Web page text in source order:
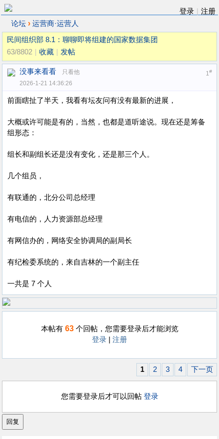
登录
注册
论坛 › 运营商·运营人
民间组织部 8.1：聊聊即将组建的国家数据集团
63/8802
收藏 发帖
1#
没事来看看
只看他
2026-1-21 14:36:26
前面瞎扯了半天，我看有坛友问有没有最新的进展，
大概或许可能是有的，当然，也都是道听途说。现在还是筹备
组形态：
组长和副组长还是没有变化，还是那三个人。
几个组员，
有联通的，北分公司总经理
有电信的，人力资源部总经理
有网信办的，网络安全协调局的副局长
有纪检委系统的，来自吉林的一个副主任
一共是 7 个人
本帖有 63个回帖，您需要登录后才能浏览
登录
注册
1 2 3 4 下一页
您需要登录后才可以回帖 登录